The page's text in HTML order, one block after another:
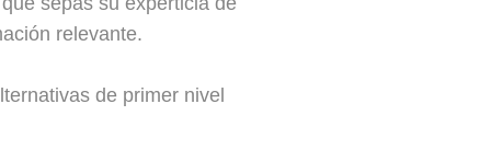
relevante.
de primer nivel